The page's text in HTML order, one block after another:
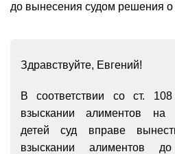
до вынесения судом решения
Здравствуйте, Евгений!
В соответствии со ст. 108
взыскании алиментов на
детей суд вправе
взыскании алиментов